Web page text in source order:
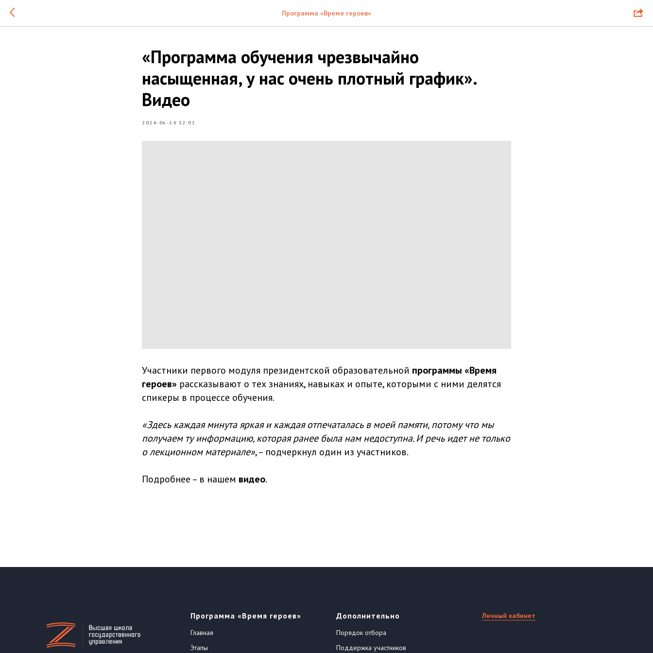
Программа «Время героев»
«Программа обучения чрезвычайно
насыщенная, у нас очень плотный график».
Видео
2024-06-14 12:01
Участники первого модуля президентской образовательной программы «Время
героев» рассказывают о тех знаниях, навыках и опыте, которыми с ними делятся
спикеры в процессе обучения.
«Здесь каждая минута яркая и каждая отпечаталась в моей памяти, потому что мы
получаем ту информацию, которая ранее была нам недоступна. И речь идет не только
о лекционном материале», – подчеркнул один из участников.
Подробнее – в нашем видео.
Программа «Время героев»
Главная
Этапы
Дополнительно
Порядок отбора
Поддержка участников
Личный кабинет